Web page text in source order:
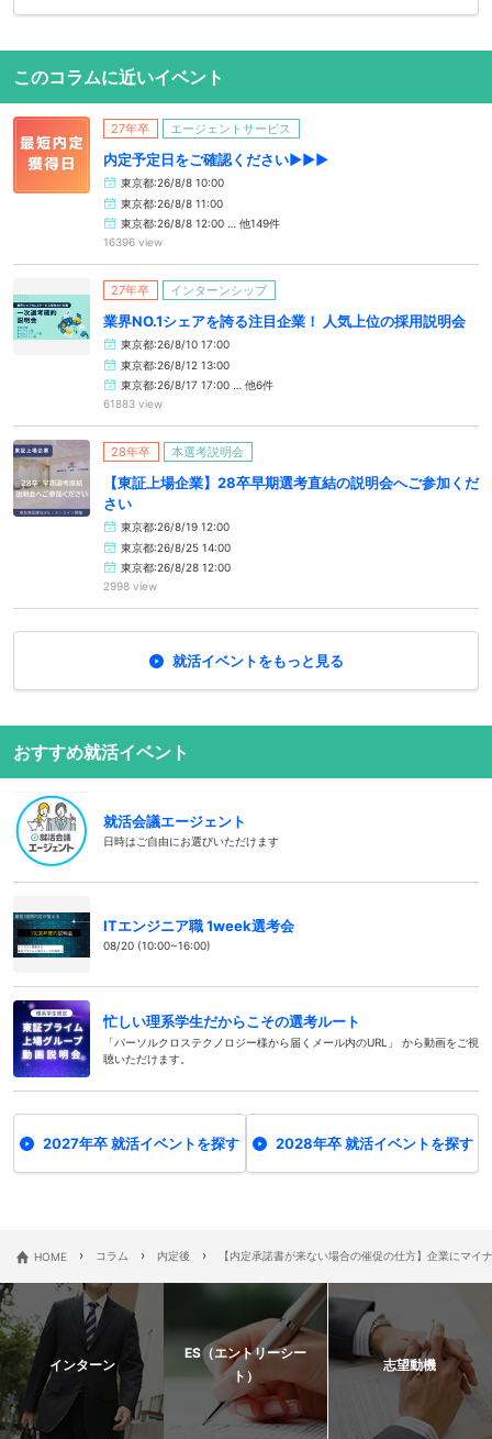
このコラムに近いイベント
27年卒 エージェントサービス
内定予定日をご確認ください▶▶▶
東京都:26/8/8 10:00
東京都:26/8/8 11:00
東京都:26/8/8 12:00 … 他149件
16396 view
27年卒 インターンシップ
業界NO.1シェアを誇る注目企業！ 人気上位の採用説明会
東京都:26/8/10 17:00
東京都:26/8/12 13:00
東京都:26/8/17 17:00 … 他6件
61883 view
28年卒 本選考説明会
【東証上場企業】28卒早期選考直結の説明会へご参加くだ
さい
東京都:26/8/19 12:00
東京都:26/8/25 14:00
東京都:26/8/28 12:00
2998 view
就活イベントをもっと見る
おすすめ就活イベント
就活会議エージェント
日時はご自由にお選びいただけます
ITエンジニア職 1week選考会
08/20 (10:00~16:00)
忙しい理系学生だからこその選考ルート
「パーソルクロステクノロジー様から届くメール内のURL」 から動画をご視
聴いただけます。
2027年卒 就活イベントを探す 2028年卒 就活イベントを探す
HOME › コラム › 内定後 › 【内定承諾書が来ない場合の催促の仕方】企業にマ
インターン
ES（エントリーシー
ト）
志望動機